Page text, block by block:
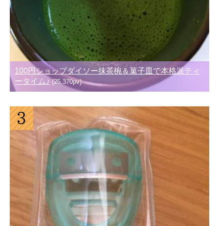
100円ショップダイソー抹茶椀＆菓子皿で本格派ティ
ータイム♪ (25,370pv)